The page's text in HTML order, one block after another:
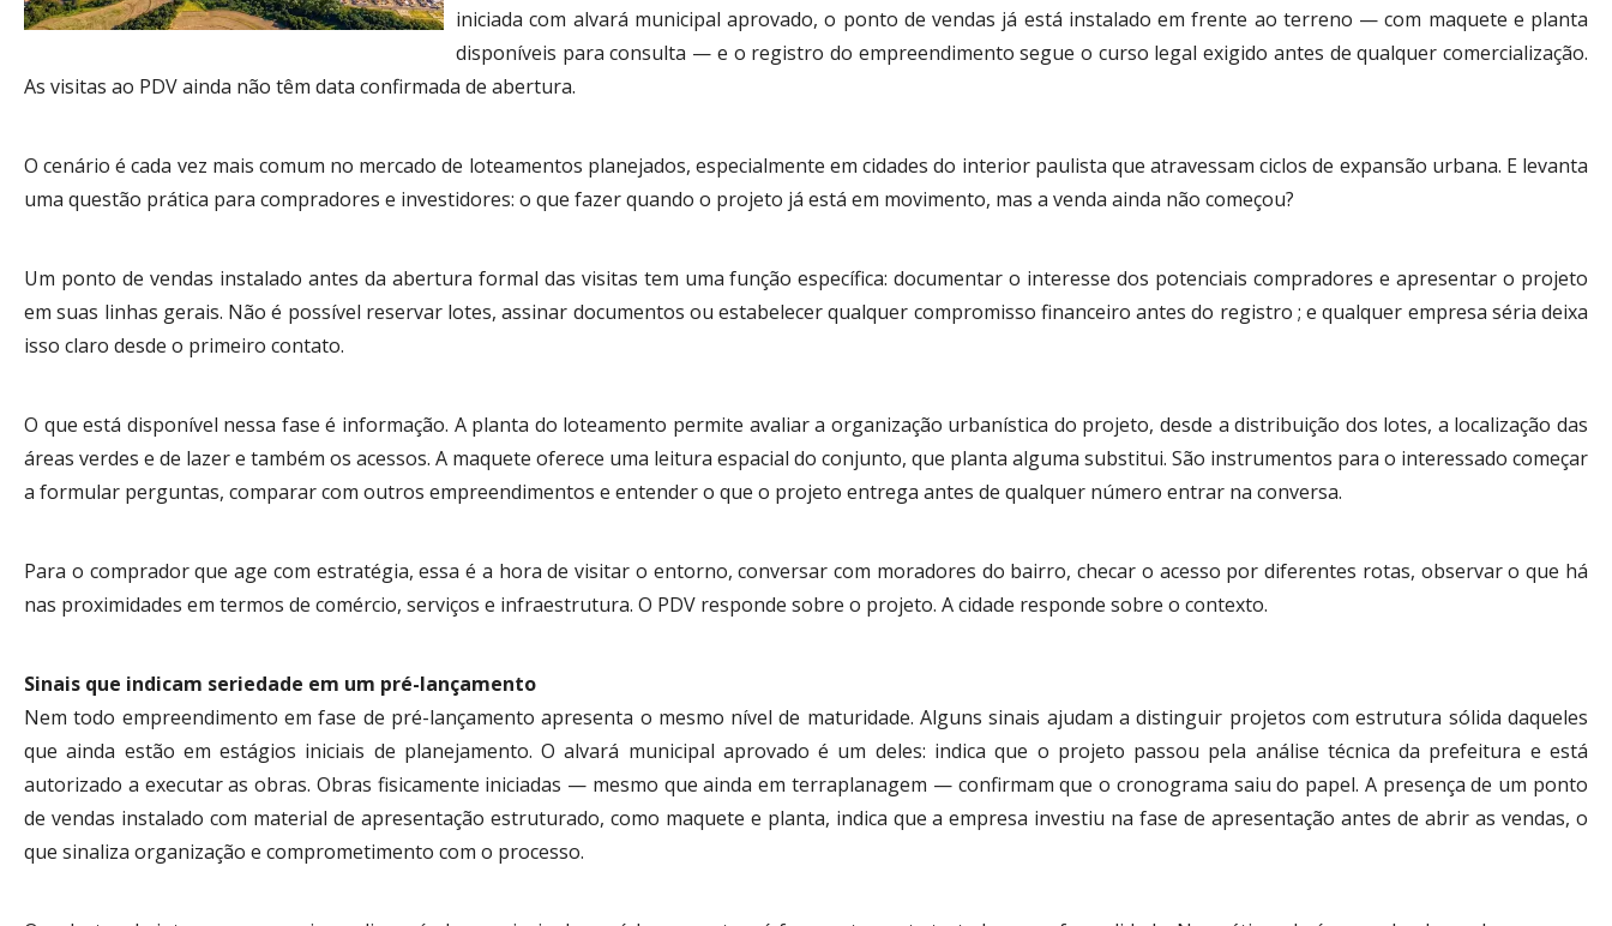
iniciada com alvará municipal aprovado, o ponto de vendas já está instalado em frente ao terreno — com maquete e planta
disponíveis para consulta — e o registro do empreendimento segue o curso legal exigido antes de qualquer comercialização.
As visitas ao PDV ainda não têm data confirmada de abertura.
O cenário é cada vez mais comum no mercado de loteamentos planejados, especialmente em cidades do interior paulista que atravessam ciclos de expansão urbana. E levanta
uma questão prática para compradores e investidores: o que fazer quando o projeto já está em movimento, mas a venda ainda não começou?
Um ponto de vendas instalado antes da abertura formal das visitas tem uma função específica: documentar o interesse dos potenciais compradores e apresentar o projeto
em suas linhas gerais. Não é possível reservar lotes, assinar documentos ou estabelecer qualquer compromisso financeiro antes do registro ; e qualquer empresa séria deixa
isso claro desde o primeiro contato.
O que está disponível nessa fase é informação. A planta do loteamento permite avaliar a organização urbanística do projeto, desde a distribuição dos lotes, a localização das
áreas verdes e de lazer e também os acessos. A maquete oferece uma leitura espacial do conjunto, que planta alguma substitui. São instrumentos para o interessado começar
a formular perguntas, comparar com outros empreendimentos e entender o que o projeto entrega antes de qualquer número entrar na conversa.
Para o comprador que age com estratégia, essa é a hora de visitar o entorno, conversar com moradores do bairro, checar o acesso por diferentes rotas, observar o que há
nas proximidades em termos de comércio, serviços e infraestrutura. O PDV responde sobre o projeto. A cidade responde sobre o contexto.
Sinais que indicam seriedade em um pré-lançamento
Nem todo empreendimento em fase de pré-lançamento apresenta o mesmo nível de maturidade. Alguns sinais ajudam a distinguir projetos com estrutura sólida daqueles
que ainda estão em estágios iniciais de planejamento. O alvará municipal aprovado é um deles: indica que o projeto passou pela análise técnica da prefeitura e está
autorizado a executar as obras. Obras fisicamente iniciadas — mesmo que ainda em terraplanagem — confirmam que o cronograma saiu do papel. A presença de um ponto
de vendas instalado com material de apresentação estruturado, como maquete e planta, indica que a empresa investiu na fase de apresentação antes de abrir as vendas, o
que sinaliza organização e comprometimento com o processo.